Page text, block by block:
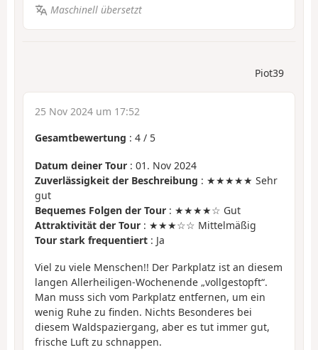
Maschinell übersetzt
Piot39
25 Nov 2024 um 17:52
Gesamtbewertung : 4 / 5
Datum deiner Tour : 01. Nov 2024
Zuverlässigkeit der Beschreibung : ★★★★★ Sehr
gut
Bequemes Folgen der Tour : ★★★★☆ Gut
Attraktivität der Tour : ★★★☆☆ Mittelmäßig
Tour stark frequentiert : Ja
Viel zu viele Menschen!! Der Parkplatz ist an diesem
langen Allerheiligen-Wochenende „vollgestopft“.
Man muss sich vom Parkplatz entfernen, um ein
wenig Ruhe zu finden. Nichts Besonderes bei
diesem Waldspaziergang, aber es tut immer gut,
frische Luft zu schnappen.